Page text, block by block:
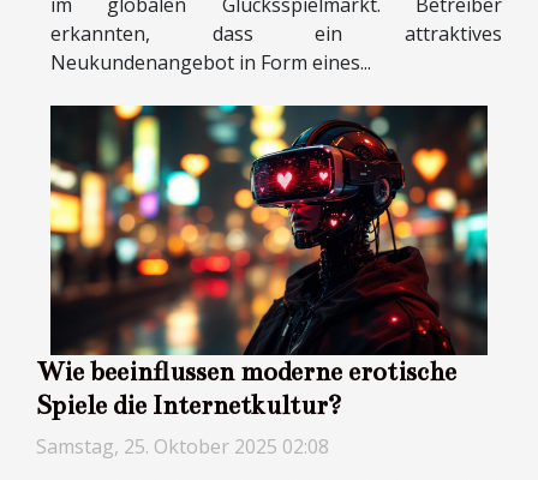
erkannten, dass ein attraktives
Neukundenangebot in Form eines...
Wie beeinflussen moderne erotische
Spiele die Internetkultur?
Samstag, 25. Oktober 2025 02:08